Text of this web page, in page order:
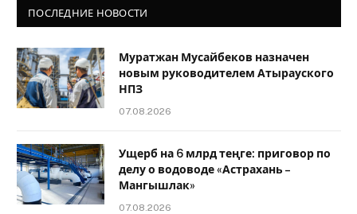
ПОСЛЕДНИЕ НОВОСТИ
Муратжан Мусайбеков назначен
новым руководителем Атырауского
НПЗ
07.08.2026
Ущерб на 6 млрд теңге: приговор по
делу о водоводе «Астрахань –
Мангышлак»
07.08.2026